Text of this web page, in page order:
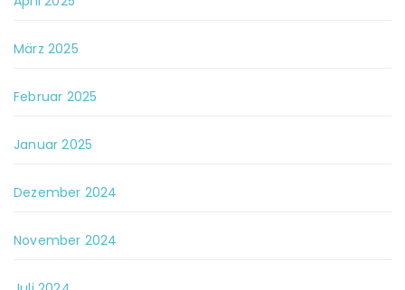
März 2025
Februar 2025
Januar 2025
Dezember 2024
November 2024